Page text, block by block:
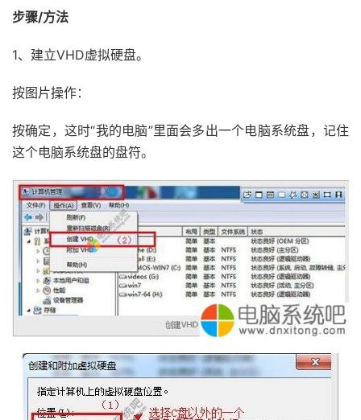
步骤/方法
1、建立VHD虚拟硬盘。
按图片操作：
按确定，这时“我的电脑”里面会多出一个电脑系统盘，记住
这个电脑系统盘的盘符。